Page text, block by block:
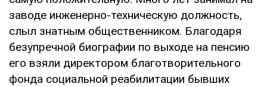
заводе инженерно-техническую должность,
слыл знатным общественником. Благодаря
безупречной биографии по выходе на пенсию
его взяли директором благотворительного
фонда социальной реабилитации бывших